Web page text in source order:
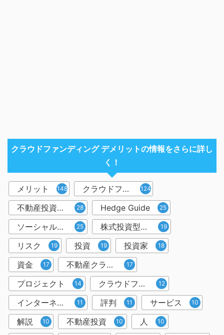
クラウドファンディング デメリットの情報をさらに詳し
く！
メリット 148 クラウドファンディング 124
不動産投資型クラウドファンディング 28 Hedge Guide 25
ソーシャルレンディング 25 株式投資型クラウドファンディング 19
リスク 19 投資 19 投資家 18
資金 17 不動産クラウドファンディング 17
プロジェクト 14 クラウドファンディング投資 12
インターネット 11 評判 11 サービス 10
解説 10 不動産投資 10 人 10